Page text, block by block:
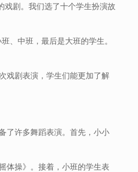
戏剧。我们选了十个学生扮演故
、中班，最后是大班的学生。
戏剧表演，学生们能更加了解
了许多舞蹈表演。首先，小小
体操》。接着，小班的学生表